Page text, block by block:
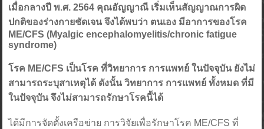
เมื่อกลางปี พ.ศ. 2564 คุณอัญญาณี เริ่มเห็นสัญญาณการผิด
ปกติของร่างกายชัดเจน จึงได้พบว่า ตนเอง มีอาการของโรค
ME/CFS (Myalgic encephalomyelitis/chronic fatigue
syndrome)
โรค ME/CFS เป็นโรค ที่วิทยาการ การแพทย์ ในปัจจุบัน ยังไม่
สามารถระบุสาเหตุได้ ดังนั้น วิทยาการ การแพทย์ ทั้งหมด ที่มี
ในปัจจุบัน จึงไม่สามารถรักษาโรคนี้ได้
ได้มีการจัดตั้งเครือข่าย การวิจัยเพื่อรักษาโรค ME/CFS ที่